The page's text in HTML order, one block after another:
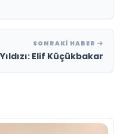
SONRAKI HABER
Elif Küçükbakar